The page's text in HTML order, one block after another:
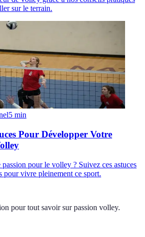
sur le terrain.
5 min
Pour Développer Votre
pour le volley ? Suivez ces astuces
pour vivre pleinement ce sport.
pour tout savoir sur passion volley.